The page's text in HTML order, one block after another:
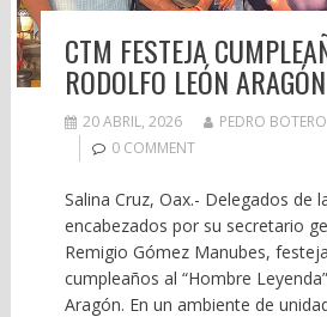
CTM FESTEJA
RODOLFO LEÓN ARAGÓN
20 ABRIL, 2026
PEDRO BOTERO
0 COMMENT
Salina Cruz, Oax.- Delegados de
encabezados por su secretario
Remigio Gómez Manubes,
cumpleaños al “Hombre
Aragón. En un ambiente de